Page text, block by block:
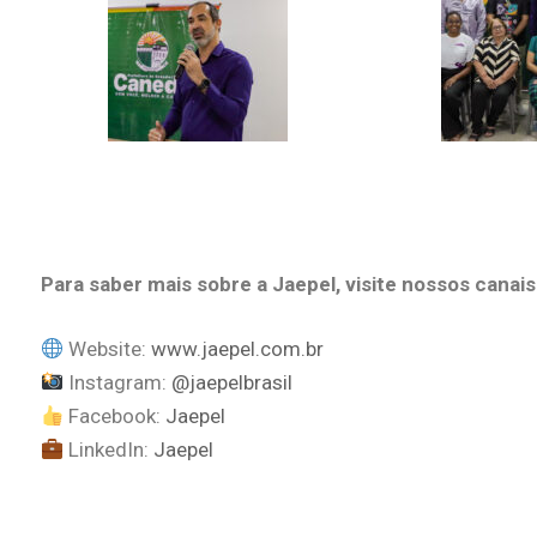
Para saber mais sobre a Jaepel, visite nossos
Website:www.jaepel.com.br
Instagram: @jaepelbrasil
Facebook: Jaepel
LinkedIn: Jaepel